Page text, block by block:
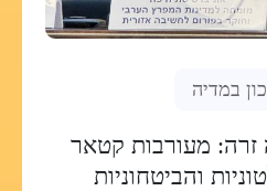
במדיה
מעורבות קטאר
והביטחוניות